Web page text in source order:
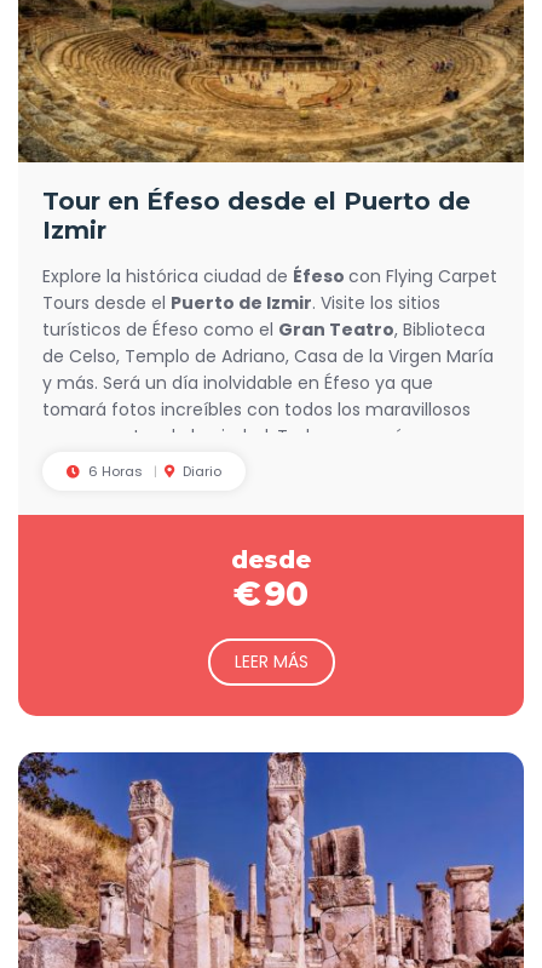
Tour en Éfeso desde el Puerto de
Izmir
Explore la histórica ciudad de Éfeso con Flying Carpet
Tours desde el Puerto de Izmir. Visite los sitios
turísticos de Éfeso como el Gran Teatro, Biblioteca
de Celso, Templo de Adriano, Casa de la Virgen María
y más. Será un día inolvidable en Éfeso ya que
tomará fotos increíbles con todos los maravillosos
monumentos de la ciudad. Todo eso y más con
Flying Carpet Tours
6 Horas Diario
desde
€90
LEER MÁS